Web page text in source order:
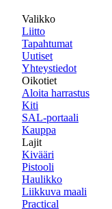
Valikko
Liitto
Tapahtumat
Uutiset
Yhteystiedot
Oikotiet
Aloita harrastus
Kiti
SAL-portaali
Kauppa
Lajit
Kivääri
Pistooli
Haulikko
Liikkuva maali
Practical